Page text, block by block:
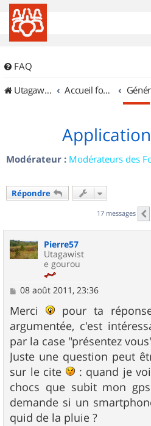
FAQ
UtagawaVTT (Randos VTT et VTTAE avec traces GPS)
Accueil forum
Modérateur : Modérateurs des
Répondre
17 messages
Pierre57
Utagawist
e gourou
M
s
s
a
g
e
08 août 2011, 23:36
Merci
pour ta
argumentée, c'est
par la case "présentez
Juste une question peut
sur le cite
: quand je
chocs que subit mon
demande si un
quid de la pluie ?